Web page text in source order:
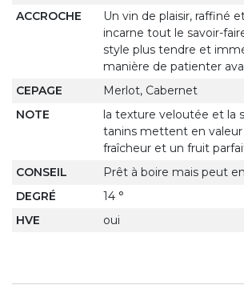
ACCROCHE
Un vin de plaisir, raffiné
incarne tout le savoir-
style plus tendre et
manière de patienter
CEPAGE
Merlot, Cabernet
NOTE
la texture veloutée et la
tanins mettent en valeur
fraîcheur et un fruit
CONSEIL
Prêt à boire mais peut
DEGRÉ
14 °
HVE
oui